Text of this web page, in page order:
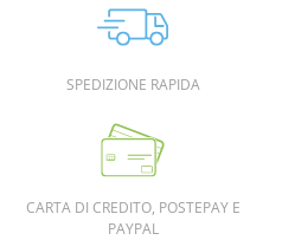
SPEDIZIONE RAPIDA
CARTA DI CREDITO, POSTEPAY E
PAYPAL